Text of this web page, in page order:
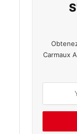
Carmaux